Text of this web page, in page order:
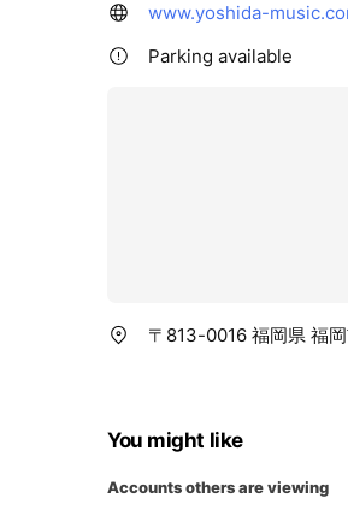
www.yoshida-
Parking available
〒813-0016 福岡県 福
You might like
Accounts others are viewing